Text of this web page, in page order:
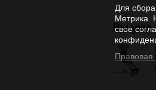
Вы уже
Для
Метрика.
свое